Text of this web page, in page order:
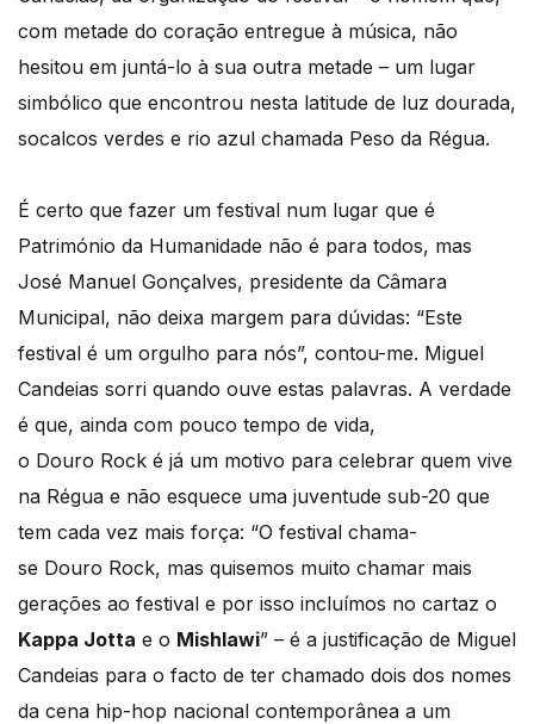
com metade do coração entregue à música, não
hesitou em juntá-lo à sua outra metade – um lugar
simbólico que encontrou nesta latitude de luz dourada,
socalcos verdes e rio azul chamada Peso da Régua.
É certo que fazer um festival num lugar que é
Património da Humanidade não é para todos, mas
José Manuel Gonçalves, presidente da Câmara
Municipal, não deixa margem para dúvidas: “Este
festival é um orgulho para nós”, contou-me. Miguel
Candeias sorri quando ouve estas palavras. A verdade
é que, ainda com pouco tempo de vida,
o Douro Rock é já um motivo para celebrar quem vive
na Régua e não esquece uma juventude sub-20 que
tem cada vez mais força: “O festival chama-
se Douro Rock, mas quisemos muito chamar mais
gerações ao festival e por isso incluímos no cartaz o
Kappa Jotta e o Mishlawi” – é a justificação de Miguel
Candeias para o facto de ter chamado dois dos nomes
da cena hip-hop nacional contemporânea a um